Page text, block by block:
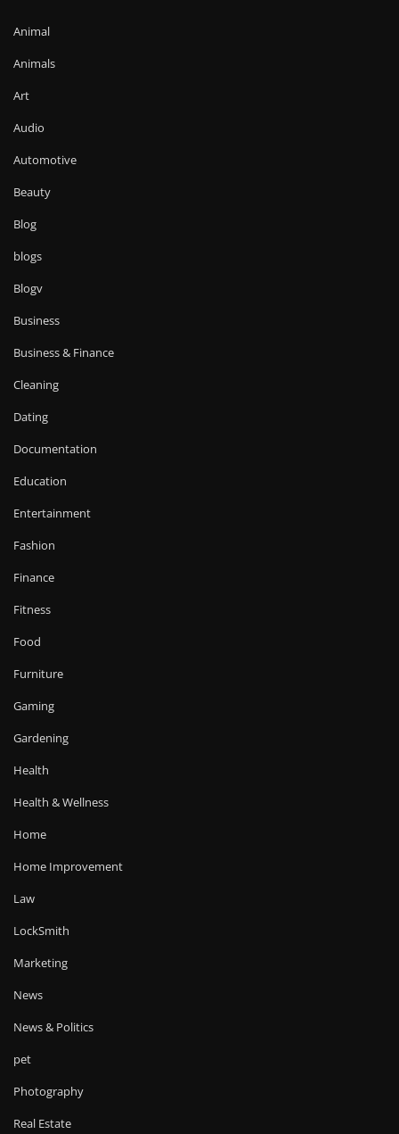
Animal
Animals
Art
Audio
Automotive
Beauty
Blog
blogs
Blogv
Business
Business & Finance
Cleaning
Dating
Documentation
Education
Entertainment
Fashion
Finance
Fitness
Food
Furniture
Gaming
Gardening
Health
Health & Wellness
Home
Home Improvement
Law
LockSmith
Marketing
News
News & Politics
pet
Photography
Real Estate